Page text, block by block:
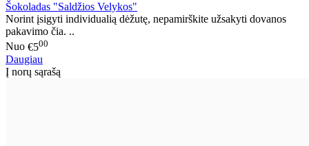
Šokoladas "Saldžios Velykos"
Norint įsigyti individualią dėžutę, nepamirškite užsakyti dovanos
pakavimo čia. ..
Nuo €500
Daugiau
Į norų sąrašą